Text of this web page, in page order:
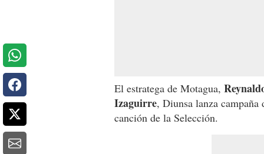
El estratega de Motagua,
Izaguirre, Diunsa lanza
canción de la Selección.